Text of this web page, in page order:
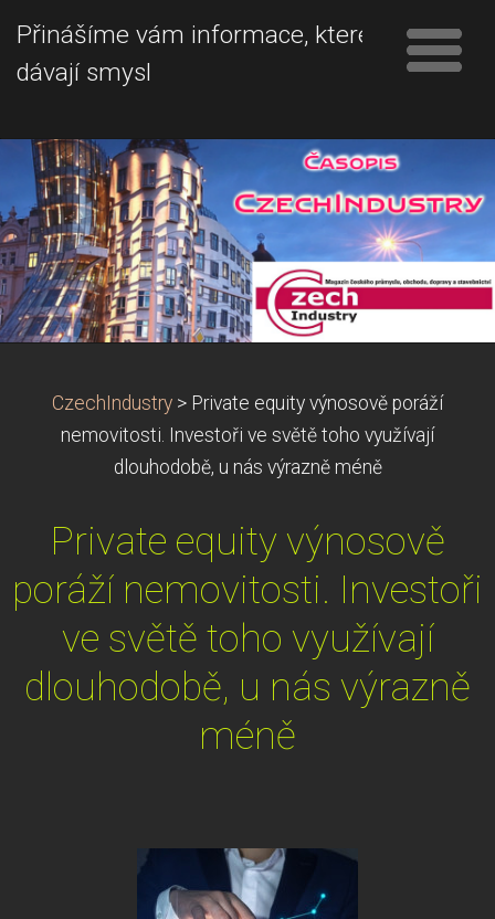
Přinášíme vám informace, které
dávají smysl
CzechIndustry > Private equity výnosově poráží
nemovitosti. Investoři ve světě toho využívají
dlouhodobě, u nás výrazně méně
Private equity výnosově
poráží nemovitosti. Investoři
ve světě toho využívají
dlouhodobě, u nás výrazně
méně